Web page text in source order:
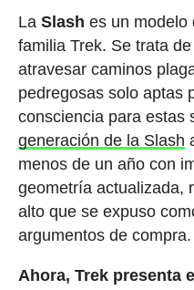
La Slash es un modelo
familia Trek. Se trata
atravesar caminos
pedregosas solo aptas
consciencia para estas
generación de la Slash
menos de un año con
geometría actualizada,
alto que se expuso
argumentos de compra.
Ahora, Trek presenta